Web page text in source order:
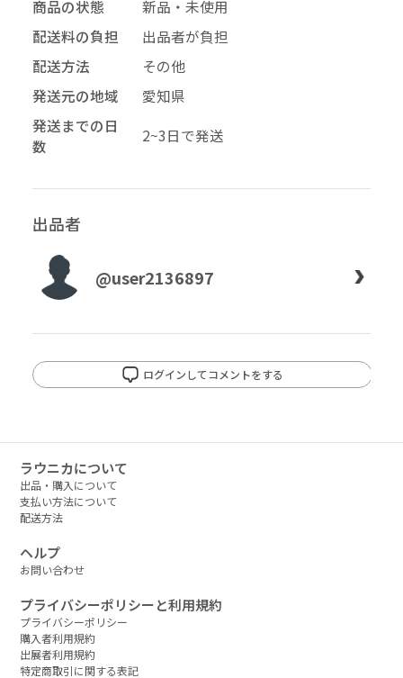
投稿する
商品の状態
新品・未使用
配送料の負担
出品者が負担
配送方法
その他
発送元の地域
愛知県
発送までの日
数
2~3日で発送
出品者
@user2136897
ログインしてコメントをする
拒否する
ラウニカについて
出品・購入について
支払い方法について
配送方法
ヘルプ
お問い合わせ
プライバシーポリシーと利用規約
プライバシーポリシー
購入者利用規約
出展者利用規約
特定商取引に関する表記